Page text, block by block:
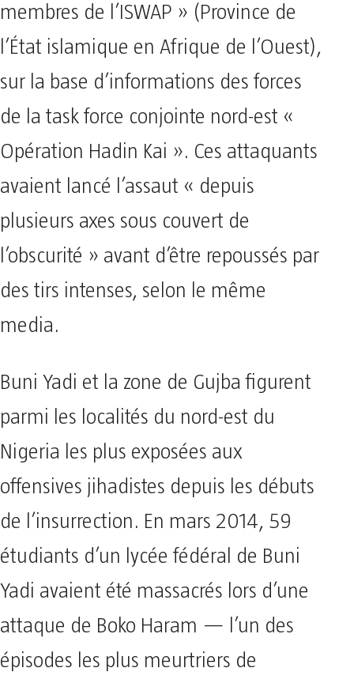
membres de l’ISWAP » (Province de
l’État islamique en Afrique de l’Ouest),
sur la base d’informations des forces
de la task force conjointe nord-est «
Opération Hadin Kai ». Ces attaquants
avaient lancé l’assaut « depuis
plusieurs axes sous couvert de
l’obscurité » avant d’être repoussés par
des tirs intenses, selon le même
media.
Buni Yadi et la zone de Gujba figurent
parmi les localités du nord-est du
Nigeria les plus exposées aux
offensives jihadistes depuis les débuts
de l’insurrection. En mars 2014, 59
étudiants d’un lycée fédéral de Buni
Yadi avaient été massacrés lors d’une
attaque de Boko Haram — l’un des
épisodes les plus meurtriers de